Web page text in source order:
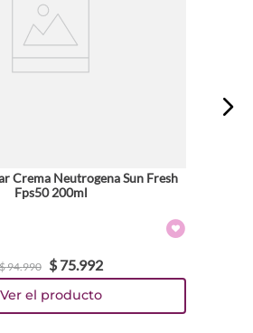
Crema Neutrogena Sun Fresh
Fps50 200ml
94.990 $ 75.992